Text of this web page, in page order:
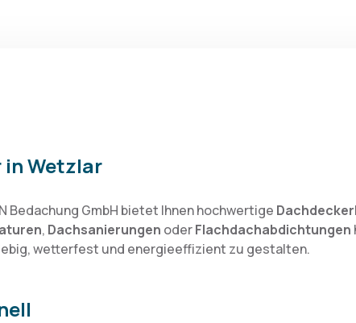
in Wetzlar
Bedachung GmbH bietet Ihnen hochwertige
, Dachsanierungen oderFlachdachabdichtungen
wetterfest und energieeffizient zu gestalten.